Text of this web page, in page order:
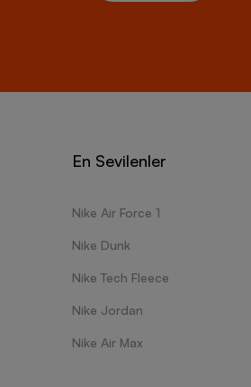
En Sevilenler
Nike Air Force 1
Nike Dunk
Nike Tech Fleece
Nike Jordan
Nike Air Max